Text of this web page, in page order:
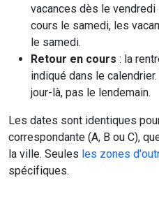
vacances dès le
cours le samedi, les
le samedi.
Retour en cours : la
indiqué dans le
jour-là, pas le lendemain.
Les dates sont identiques
correspondante (A, B ou C),
la ville. Seules les zones
spécifiques.